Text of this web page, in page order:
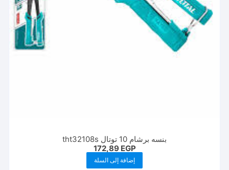
بنسه برشام 10 توتال tht32108s
172,89 EGP
إضافة إلى السلة